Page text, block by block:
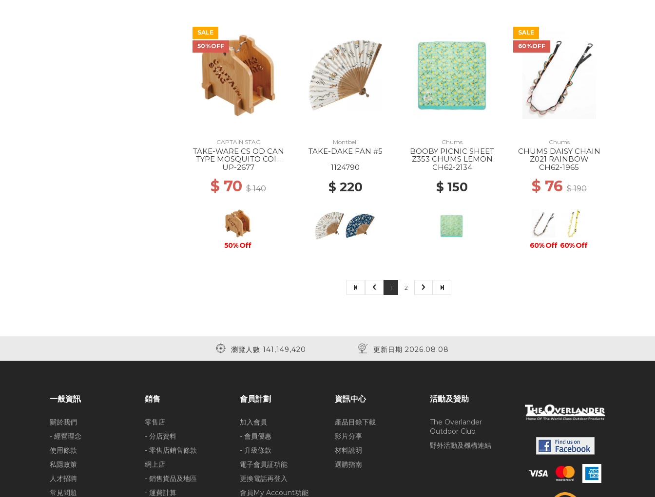
SALE
50%OFF
CAPTAIN STAG
TAKE-WARE CS OD CAN
TYPE MOSQUITO COIL
STAND --
UP-2677
$ 70$ 140
50% Off
Montbell
TAKE-DAKE FAN #5
1124790
$ 220
Chums
BOOBY PICNIC SHEET
Z353 CHUMS LEMON
CH62-2134
$ 150
SALE
60%OFF
Chums
CHUMS DAISY CHAIN
Z021 RAINBOW
CH62-1965
$ 76 $ 190
60% Off 60% Off
1 2
瀏覽人數 141,149,420 更新日期 2026.08.08
一般資訊
關於我們
- 經營理念
使用條款
私隱政策
人才招聘
常見問題
銷售
零售店
- 分店資料
- 零售店銷售條款
網上店
- 銷售貨品及地區
- 運費計算
會員計劃
加入會員
- 會員優惠
- 升級條款
電子會員証功能
更換電話再登入
會員My Account功能
資訊中心
產品目錄下載
影片分享
材料說明
選購指南
活動及贊助
The Overlander
Outdoor Club
野外活動及機構連結